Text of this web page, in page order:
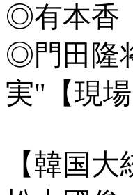
◎有本香
◎門田隆
実"【現場
【韓国